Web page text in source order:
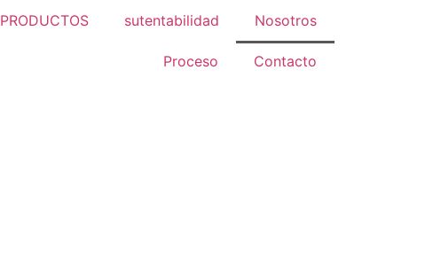
PRODUCTOS sutentabilidad Nosotros
Proceso Contacto